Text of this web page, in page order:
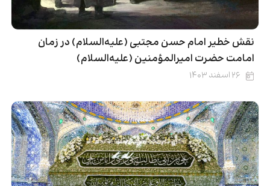
نقش خطیر امام حسن مجتبی (علیه‌السلام) در زمان
امامت حضرت امیرالمؤمنین (علیه‌السلام)
۲۶ اسفند ۱۴۰۳